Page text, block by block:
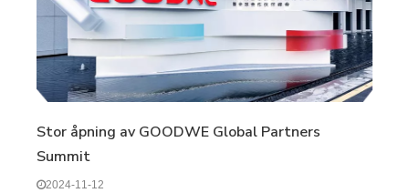
Stor åpning av GOODWE Global Partners
Summit
2024-11-12